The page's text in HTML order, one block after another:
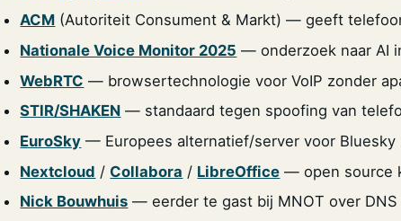
ACM (Autoriteit Consument & Markt) — geeft
Nationale Voice Monitor 2025 — onderzoek naar AI
WebRTC — browsertechnologie voor VoIP zonder
STIR/SHAKEN — standaard tegen spoofing van
EuroSky — Europees alternatief/server voor Bluesky
Nextcloud /Collabora / LibreOffice — open source
Nick Bouwhuis — eerder te gast bij MNOT over